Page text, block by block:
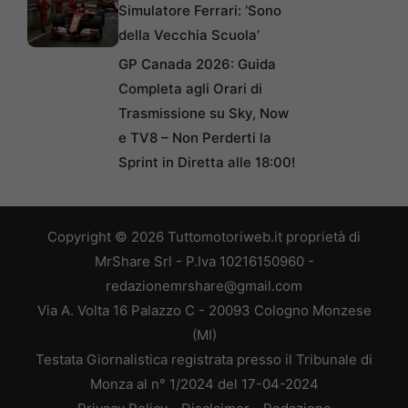
Simulatore Ferrari: ‘Sono
della Vecchia Scuola’
GP Canada 2026: Guida
Completa agli Orari di
Trasmissione su Sky, Now
e TV8 – Non Perderti la
Sprint in Diretta alle 18:00!
Copyright © 2026 Tuttomotoriweb.it proprietà di
MrShare Srl - P.Iva 10216150960 -
redazionemrshare@gmail.com
Via A. Volta 16 Palazzo C - 20093 Cologno Monzese
(MI)
Testata Giornalistica registrata presso il Tribunale di
Monza al n° 1/2024 del 17-04-2024